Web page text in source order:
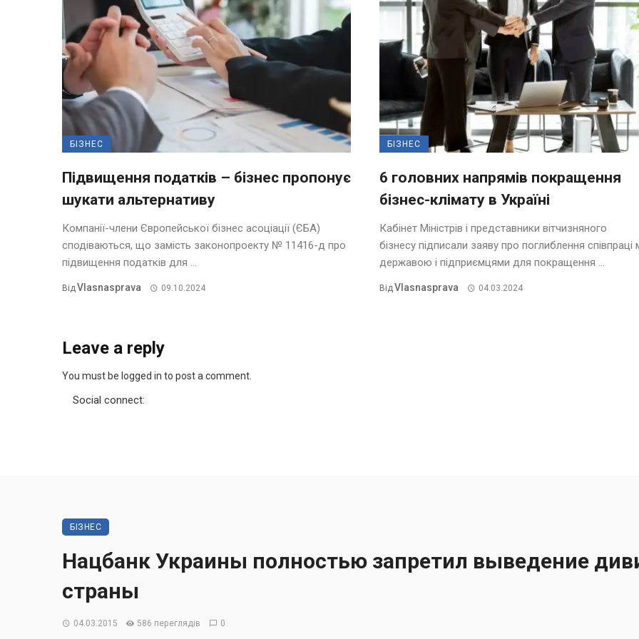
БІЗНЕС
Підвищення податків – бізнес пропонує
шукати альтернативу
Компанії-члени Європейської бізнес асоціації (ЄБА)
сподіваються, що замість законопроекту № 11416-д про
підвищення податків для ...
Від Vlasnasprava 09.10.2024
БІЗНЕС
6 головних напрямів покращення
бізнес-клімату в Україні
Кабінет Міністрів і представники вітчизняного
бізнесу підписали заяву про поглиблення співпраці
державою і підприємцями для покращення ...
Від Vlasnasprava 04.03.2024
Leave a reply
You must be logged in to post a comment.
Social connect:
БІЗНЕС
Нацбанк Украины полностью запретил выведение
страны
04.03.2015 586 переглядів 0